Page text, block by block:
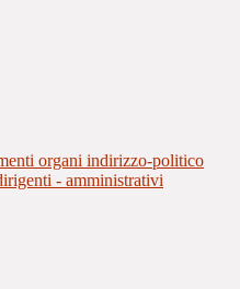
organi indirizzo-politico
- amministrativi